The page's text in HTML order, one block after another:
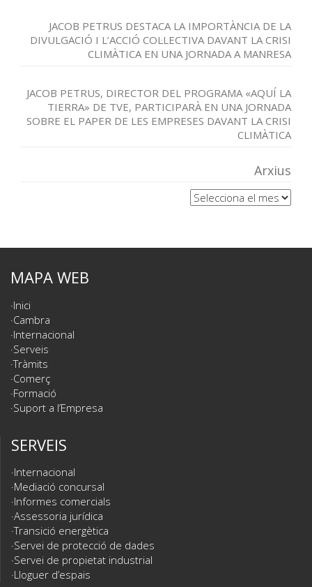
JACOB PETRUS DESTACA LA IMPORTÀNCIA DE LA
DIVULGACIÓ I L’ACCIÓ COL·LECTIVA DAVANT LA CRISI
CLIMÀTICA EN UNA JORNADA A MANRESA
JACOB PETRUS, DIRECTOR DEL PROGRAMA «AQUÍ LA
TIERRA» DE TVE, PARTICIPARÀ EN UNA JORNADA
SOBRE EL PAPER DE LES EMPRESES DAVANT LA CRISI
CLIMÀTICA
Arxius
Arxius
MAPA WEB
Inici
Cambra
Internacional
Serveis
Tràmits
Comerç
Formació
Suport a l’Empresa
SERVEIS
Internacional
Mediació concursal
Informes comercials
Assessoria jurídica
Transició energètica
Servei de protecció de dades
Servei de propietat industrial
Lloguer d’espais